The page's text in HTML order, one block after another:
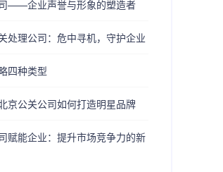
——企业声誉与形象的塑造者
处理公司：危中寻机，守护企业
四种类型
京公关公司如何打造明星品牌
赋能企业：提升市场竞争力的新